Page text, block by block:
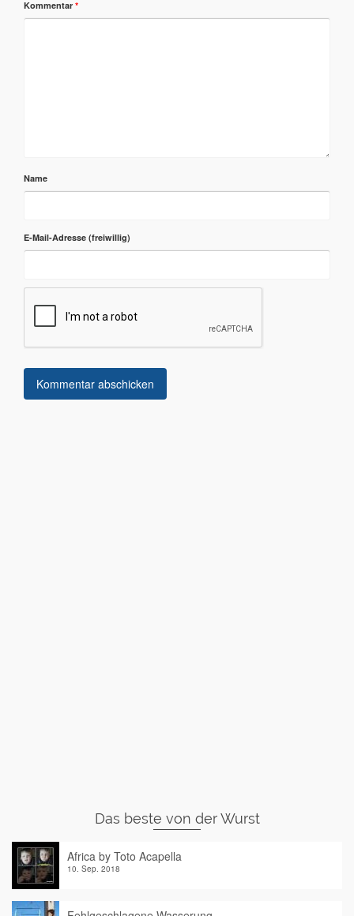
Kommentar *
Name
E-Mail-Adresse
Das beste von der Wurst
Africa by Toto Acapella
10. Sep. 2018